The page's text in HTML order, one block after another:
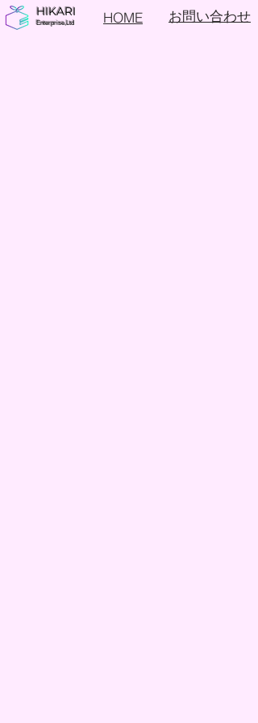
HIKARI
Enterprise,Ltd HOME お問い合わせ